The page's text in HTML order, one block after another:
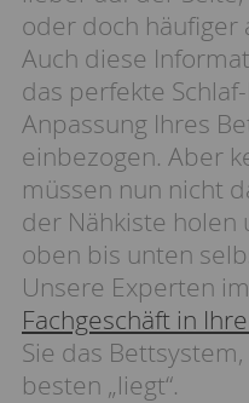
oder doch häufiger
Auch diese
das perfekte
Anpassung Ihres
einbezogen. Aber
müssen nun nicht
der Nähkiste holen
oben bis unten
Unsere Experten im
Fachgeschäft in
Sie das
besten „liegt“.